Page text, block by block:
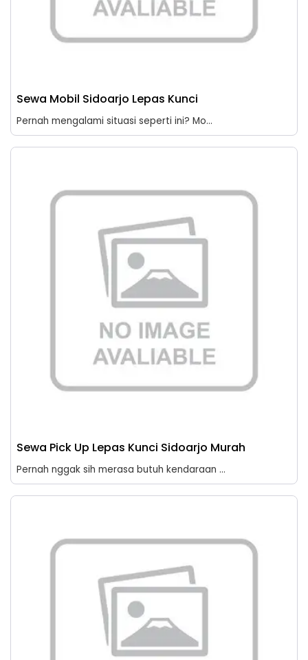
Sewa Mobil Sidoarjo Lepas Kunci
Pernah mengalami situasi seperti ini? Mo...
Sewa Pick Up Lepas Kunci Sidoarjo Murah
Pernah nggak sih merasa butuh kendaraan ...